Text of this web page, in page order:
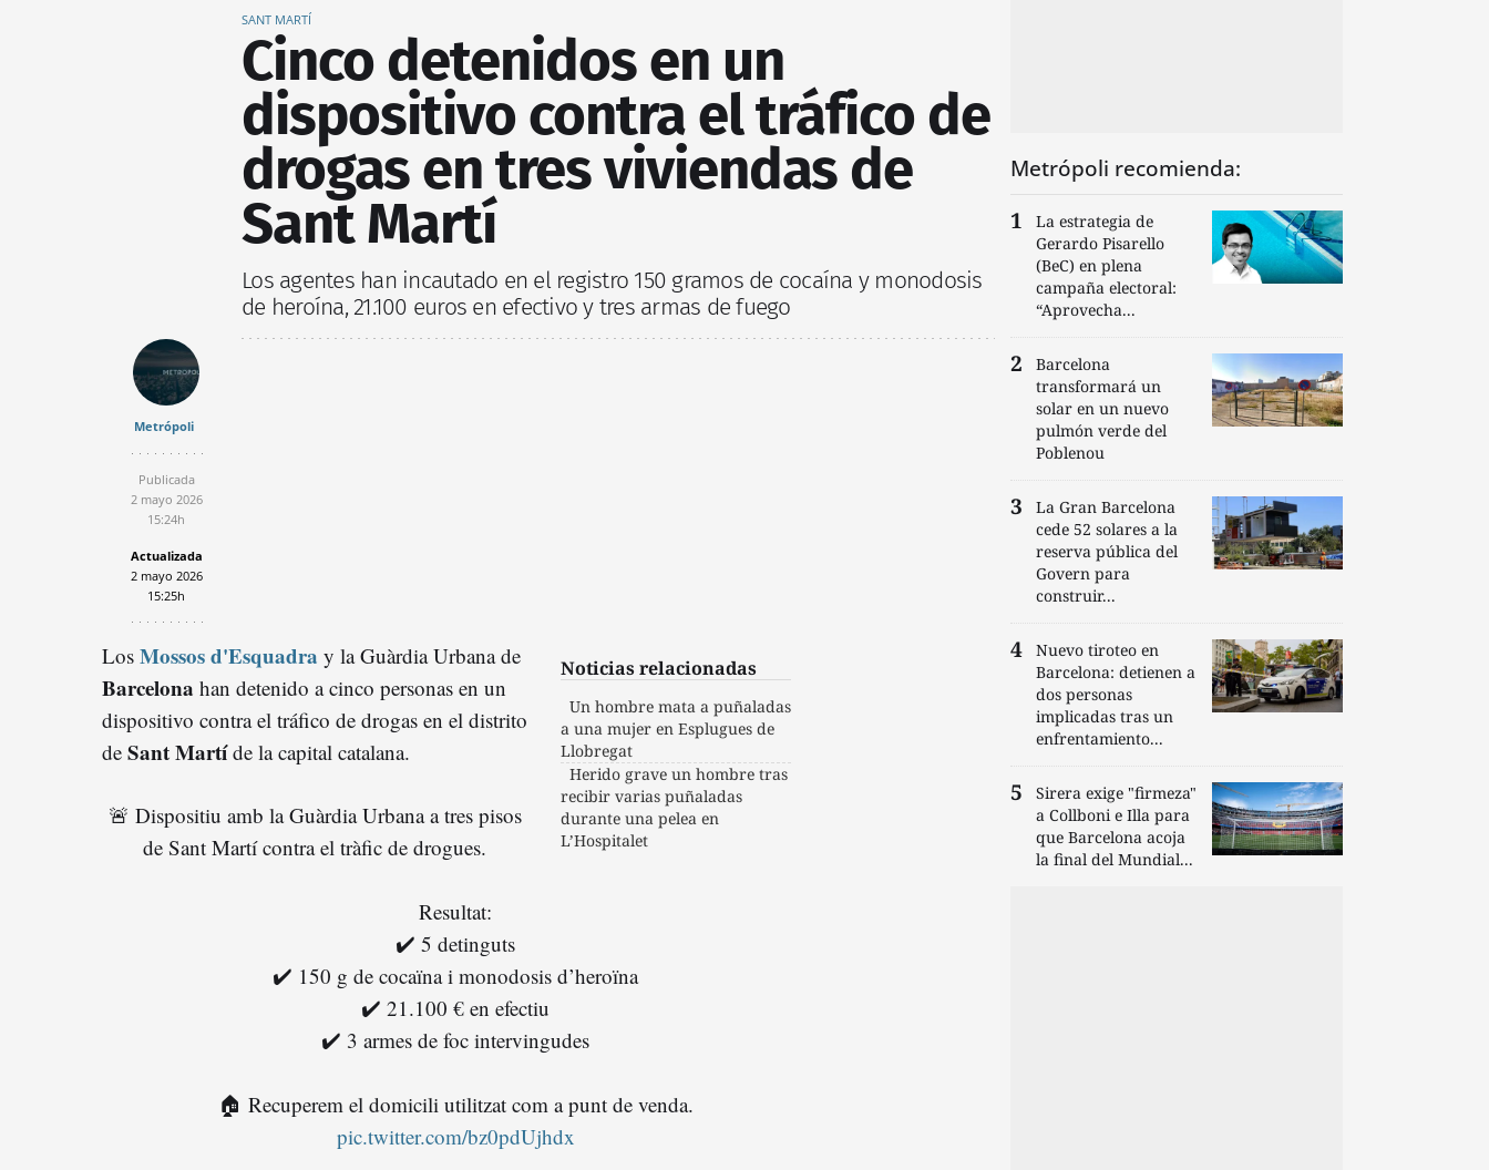
SANT MARTÍ
Cinco detenidos en un
dispositivo contra el tráfico de
drogas en tres viviendas de
Sant Martí
Los agentes han incautado en el registro 150 gramos de cocaína y monodosis
de heroína, 21.100 euros en efectivo y tres armas de fuego
Metrópoli
Publicada
2 mayo 2026
15:24h
Actualizada
2 mayo 2026
15:25h
Noticias relacionadas
Un hombre mata a puñaladas
a una mujer en Esplugues de
Llobregat
Herido grave un hombre tras
recibir varias puñaladas
durante una pelea en
L’Hospitalet
Los Mossos d'Esquadra y la Guàrdia Urbana de
Barcelona han detenido a cinco personas en un
dispositivo contra el tráfico de drogas en el distrito
de Sant Martíde la capital catalana.
🚨 Dispositiu amb la Guàrdia Urbana a tres pisos
de Sant Martí contra el tràfic de drogues.
Resultat:
✔️ 5 detinguts
✔️ 150 g de cocaïna i monodosis d’heroïna
✔️ 21.100 € en efectiu
✔️ 3 armes de foc intervingudes
🏠 Recuperem el domicili utilitzat com a punt de venda.
pic.twitter.com/bz0pdUjhdx
Metrópoli recomienda:
La estrategia de
Gerardo Pisarello
(BeC) en plena
campaña electoral:
“Aprovecha...
Barcelona
transformará un
solar en un nuevo
pulmón verde del
Poblenou
La Gran Barcelona
cede 52 solares a la
reserva pública del
Govern para
construir...
Nuevo tiroteo en
Barcelona: detienen a
dos personas
implicadas tras un
enfrentamiento...
Sirera exige "firmeza"
a Collboni e Illa para
que Barcelona acoja
la final del Mundial...